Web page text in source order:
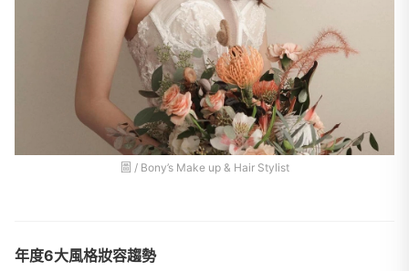
圖 / Bony’s Make up & Hair Stylist
年度6大風格妝容趨勢